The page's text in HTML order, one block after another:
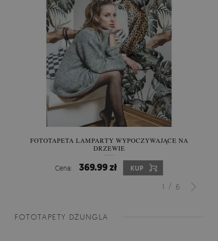
FOTOTAPETA LAMPARTY WYPOCZYWAJĄCE NA
DRZEWIE
Cena: 369.99 zł KUP
1 / 6
FOTOTAPETY DŻUNGLA